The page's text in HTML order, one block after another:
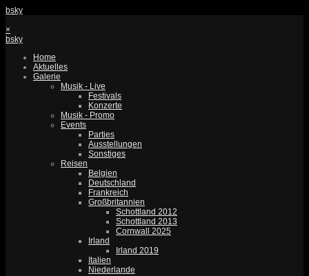
bsky
×
bsky
Home
Aktuelles
Galerie
Musik - Live
Festivals
Konzerte
Musik - Promo
Events
Parties
Ausstellungen
Sonstiges
Reisen
Belgien
Deutschland
Frankreich
Großbritannien
Schottland 2012
Schottland 2013
Cornwall 2025
Irland
Irland 2019
Italien
Niederlande